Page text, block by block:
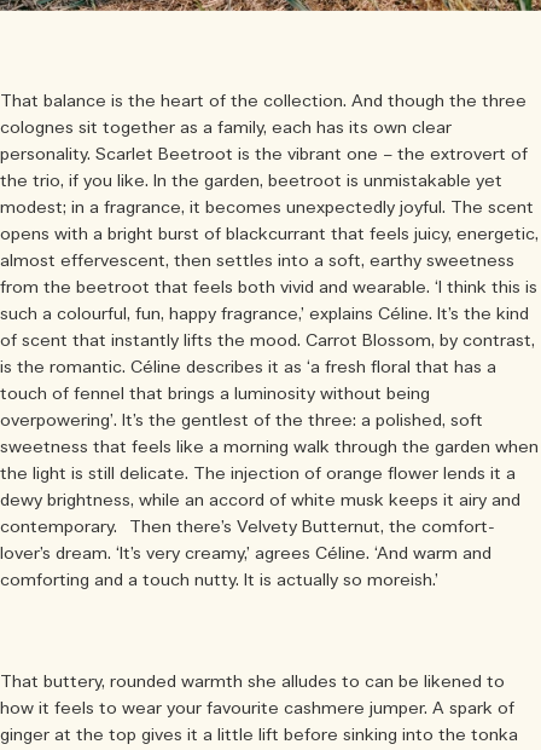
That balance is the heart of the collection. And though the three
colognes sit together as a family, each has its own clear
personality. Scarlet Beetroot is the vibrant one – the extrovert of
the trio, if you like. In the garden, beetroot is unmistakable yet
modest; in a fragrance, it becomes unexpectedly joyful. The scent
opens with a bright burst of blackcurrant that feels juicy, energetic,
almost effervescent, then settles into a soft, earthy sweetness
from the beetroot that feels both vivid and wearable. ‘I think this is
such a colourful, fun, happy fragrance,’ explains Céline. It’s the kind
of scent that instantly lifts the mood. Carrot Blossom, by contrast,
is the romantic. Céline describes it as ‘a fresh floral that has a
touch of fennel that brings a luminosity without being
overpowering’. It’s the gentlest of the three: a polished, soft
sweetness that feels like a morning walk through the garden when
the light is still delicate. The injection of orange flower lends it a
dewy brightness, while an accord of white musk keeps it airy and
contemporary. Then there’s Velvety Butternut, the comfort-
lover’s dream. ‘It’s very creamy,’ agrees Céline. ‘And warm and
comforting and a touch nutty. It is actually so moreish.’
That buttery, rounded warmth she alludes to can be likened to
how it feels to wear your favourite cashmere jumper. A spark of
ginger at the top gives it a little lift before sinking into the tonka